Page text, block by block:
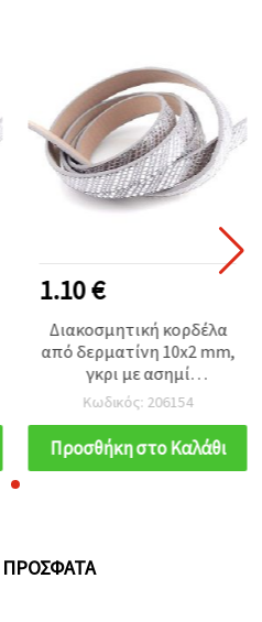
1.10 €
Διακοσμητική κορδέλα
από δερματίνη 10x2 mm,
γκρι με ασημί
λεπτομέρεια - 1,20 μ.
Κωδικός: 206154
Προσθήκη στο Καλάθι
ΠΡΌΣΦΑΤΑ